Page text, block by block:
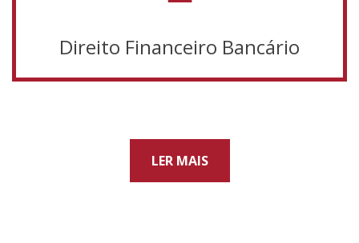
Direito Financeiro Bancário
LER MAIS